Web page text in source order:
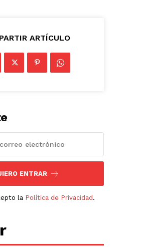
ARTÍCULO
ENTRAR
la Política de Privacidad .